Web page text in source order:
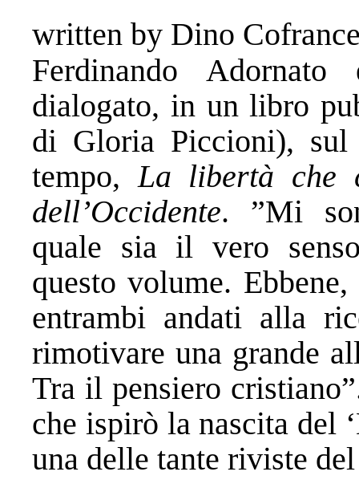
written by Dino
Ferdinando
dialogato, in un libro
di Gloria Piccioni), sul
tempo, La libertà che
dell’Occidente. ”Mi
quale sia il vero
questo volume.
entrambi andati alla
rimotivare una grande
Tra il pensiero
che ispirò la nascita del
una delle tante riviste